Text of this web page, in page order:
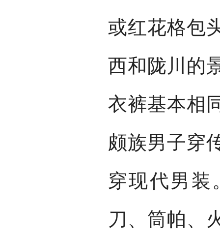
或红花格包
西和陇川的
衣裤基本相
颇族男子穿
穿现代男装
刀、筒帕、